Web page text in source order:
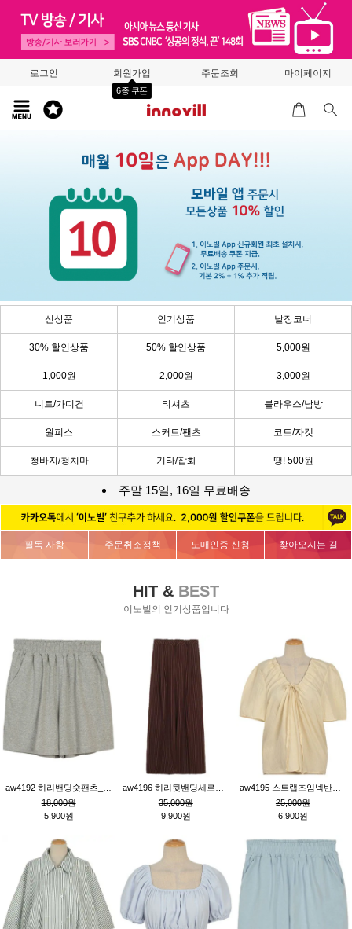
로그인 회원가입
6종 쿠폰
주문조회 마이페이지
신상품 인기상품 낱장코너
30% 할인상품 50% 할인상품 5,000원
1,000원 2,000원 3,000원
니트/가디건 티셔츠 블라우스/남방
원피스 스커트/팬츠 코트/자켓
청바지/청치마 기타/잡화 땡! 500원
주말 15일, 16일 무료배송
필독 사항 주문취소정책 도매인증 신청 찾아오시는 길
HIT & BEST
이노빌의 인기상품입니다
18,000원
5,900원
35,000원
9,900원
25,000원
6,900원